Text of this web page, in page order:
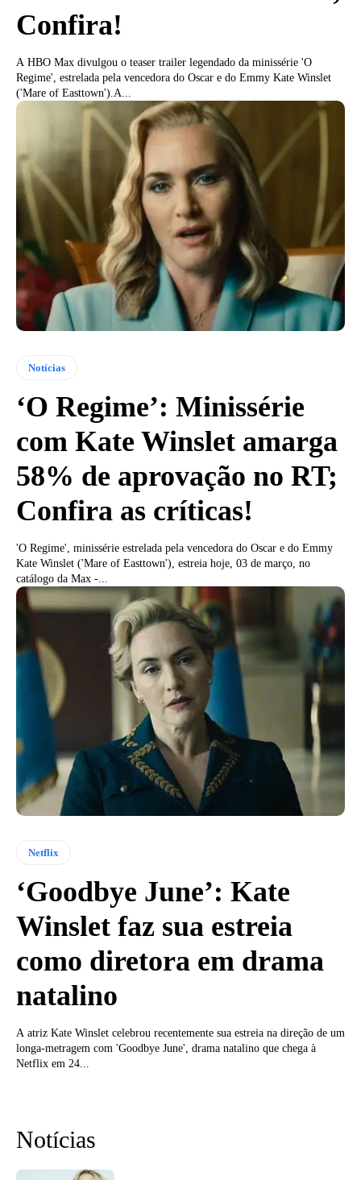
Confira!
A HBO Max divulgou o teaser trailer legendado da minissérie 'O
Regime', estrelada pela vencedora do Oscar e do Emmy Kate Winslet
('Mare of Easttown').A...
Notícias
‘O Regime’: Minissérie
com Kate Winslet amarga
58% de aprovação no RT;
Confira as críticas!
'O Regime', minissérie estrelada pela vencedora do Oscar e do Emmy
Kate Winslet ('Mare of Easttown'), estreia hoje, 03 de março, no
catálogo da Max -...
Netflix
‘Goodbye June’: Kate
Winslet faz sua estreia
como diretora em drama
natalino
A atriz Kate Winslet celebrou recentemente sua estreia na direção de um
longa-metragem com 'Goodbye June', drama natalino que chega à
Netflix em 24...
Notícias